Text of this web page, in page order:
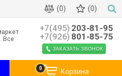
(0) (0)
+7(495) 203-81-95
+7(926) 801-85-75
ЗАКАЗАТЬ ЗВОНОК
Корзина
0